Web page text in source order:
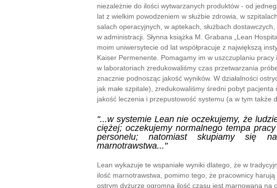
niezależnie do ilości wytwarzanych produktów - od
lat z wielkim powodzeniem w służbie zdrowia, w
salach operacyjnych, w aptekach, służbach
w administracji. Słynna książka M. Grabana „Lean
moim uniwersytecie od lat współpracuje z największą
Kaiser Permenente. Pomagamy im w uszczuplaniu pracy
w laboratoriach zredukowaliśmy czas przetwarzania
znacznie podnosząc jakość wyników. W działalności
jak małe szpitale), zredukowaliśmy średni pobyt pacjenta
jakość leczenia i przepustowość systemu (a w tym także
"...w systemie Lean nie oczekujemy, że
ciężej; oczekujemy normalnego tempa
personelu; natomiast skupiamy się
marnotrawstwa..."
Lean wykazuje te wspaniałe wyniki dlatego, że w
ilość marnotrawstwa, pomimo tego, że pracownicy
ostrym dyżurze ogromna ilość czasu jest marnowana na